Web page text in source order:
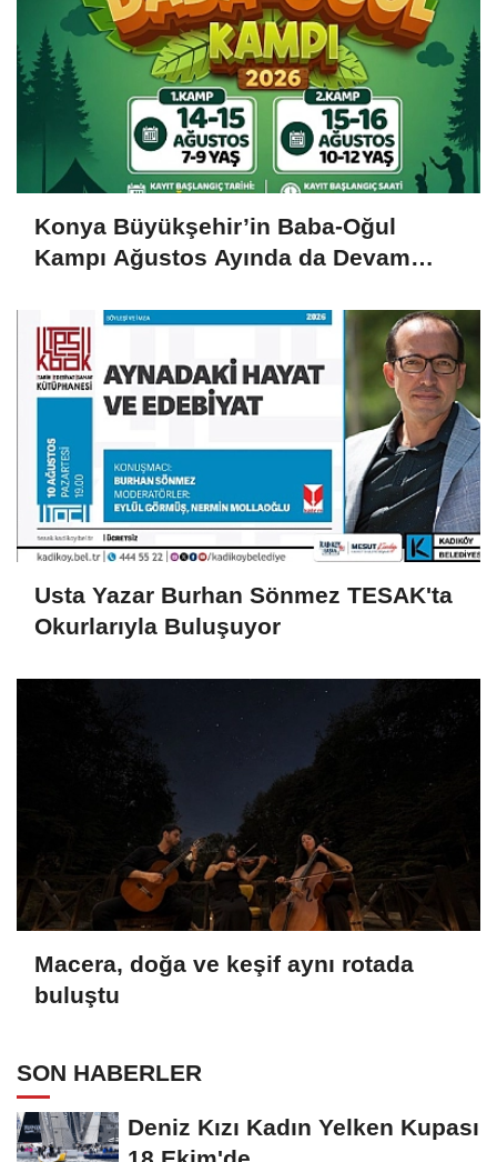
Konya Büyükşehir’in Baba-Oğul
Kampı Ağustos Ayında da Devam
Usta Yazar Burhan Sönmez TESAK'ta
Okurlarıyla Buluşuyor
Macera, doğa ve keşif aynı rotada
buluştu
SON HABERLER
Deniz Kızı Kadın Yelken Kupası